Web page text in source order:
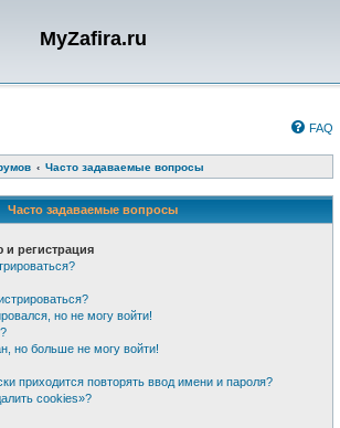
MyZafira.ru
FAQ
Часто задаваемые вопросы
Часто задаваемые вопросы
регистрация
но не могу войти!
но больше не могу войти!
приходится повторять ввод имени и пароля?
cookies»?